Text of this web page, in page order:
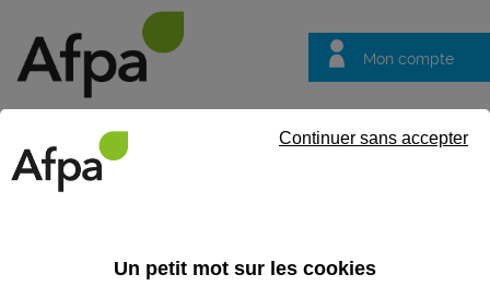
Mon compte
questions
Fil info
Un petit mot sur les cookies
Continuer sans accepter